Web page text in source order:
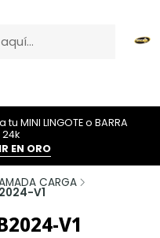
MINI LINGOTE o BARRA
24k
EN ORO
CARGA
V1
V1